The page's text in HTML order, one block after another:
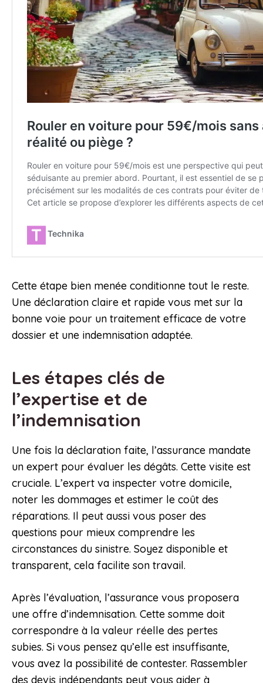
Cette étape bien menée conditionne tout le reste.
Une déclaration claire et rapide vous met sur la
bonne voie pour un traitement efficace de votre
dossier et une indemnisation adaptée.
Les étapes clés de
l’expertise et de
l’indemnisation
Une fois la déclaration faite, l’assurance mandate
un expert pour évaluer les dégâts. Cette visite est
cruciale. L’expert va inspecter votre domicile,
noter les dommages et estimer le coût des
réparations. Il peut aussi vous poser des
questions pour mieux comprendre les
circonstances du sinistre. Soyez disponible et
transparent, cela facilite son travail.
Après l’évaluation, l’assurance vous proposera
une offre d’indemnisation. Cette somme doit
correspondre à la valeur réelle des pertes
subies. Si vous pensez qu’elle est insuffisante,
vous avez la possibilité de contester. Rassembler
des devis indépendants peut vous aider à